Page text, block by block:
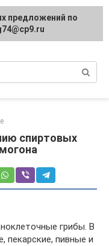
спиртовых
грибы. В
пекарские, пивные и
предложений по